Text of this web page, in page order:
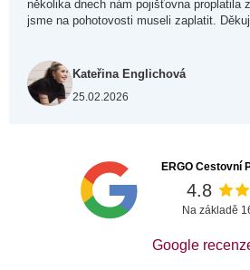
několika dnech nám pojišťovna proplatila
jsme na pohotovosti museli zaplatit.
Kateřina Englichová
25.02.2026
ERGO Cestovní
4.8
Na základě
Google